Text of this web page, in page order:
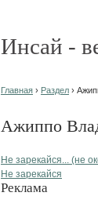
Инсай -
Главная › Раздел ›
Ажиппо
Не зарекайся... (не
Не зарекайся
Реклама